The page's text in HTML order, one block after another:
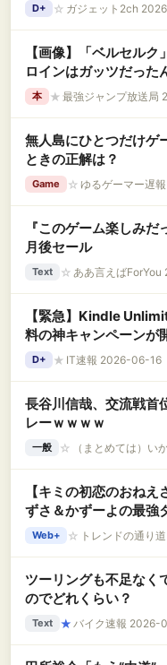
D+ ☆ ガジェット2ch
【画像】「ベルセル
ロインはガッツだった
本 ★ 最強ジャンプ放送局
無人島にひとつだけゲ
ときの正解は？
Game ☆ ゆるゲーマー遅
『このゲーム楽しみ
月後セール
Text ☆ ああ言えば
【緊急】Kindle
料の神キャンペーンが
D+ ★ IT速報 2026-06-16
長谷川信哉、交流戦首
レーｗｗｗｗ
一般 ☆ （まとめては）
【キミの初恋のおね
ずさ＆かずーよの最強
プレイ！
Web+ ☆ トレンドの通り
ツーリングも不足なく
のでどれくらい？
Text ★ バイク速報 2026-